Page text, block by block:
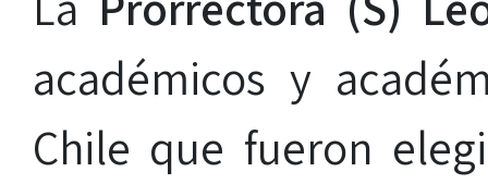
académicos y
Chile que fueron